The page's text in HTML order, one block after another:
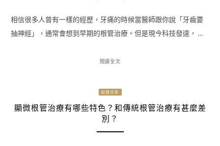
相信很多人曾有一樣的經歷，牙痛的時候當醫師跟你說「牙齒要
抽神經」，通常會想到早期的根管治療。但是現今科技發達， …
閱讀全文
紀錄分享
顯微根管治療有哪些特色？和傳統根管治療有甚麼差
別？